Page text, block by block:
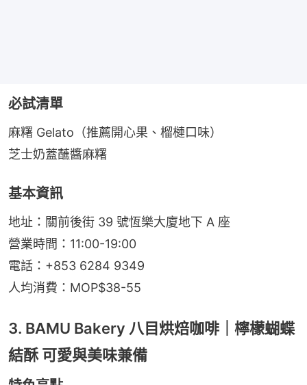
必試清單
麻糬 Gelato（推薦開心果、榴槤口味）
芝士奶蓋蘸醬麻糬
基本資訊
地址：關前後街 39 號恆樂大廈地下 A 座
營業時間：11:00-19:00
電話：+853 6284 9349
人均消費：MOP$38-55
3. BAMU Bakery 八目烘焙咖啡｜檸檬蝴蝶
結酥 可愛與美味兼備